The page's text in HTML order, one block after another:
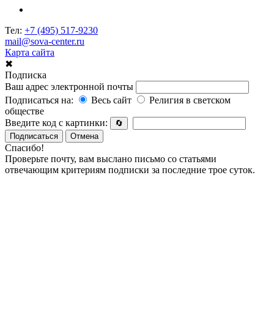
Тел: +7 (495) 517-9230
mail@sova-center.ru
Карта сайта
✖
Подписка
Ваш адрес электронной почты
Подписаться на:
Весь сайт
Религия в светском
обществе
Введите код с картинки:
🔄
Подписаться
Отмена
Спасибо!
Проверьте почту, вам выслано письмо со статьями
отвечающим критериям подписки за последние трое суток.